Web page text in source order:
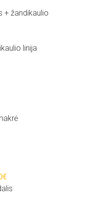
+ žandikaulio
linija